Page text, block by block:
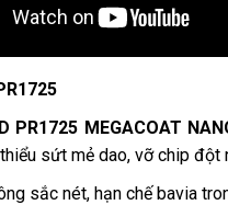
PR1725 MEGACOAT
sứt mẻ dao, vỡ chip
sắc nét, hạn chế bavia